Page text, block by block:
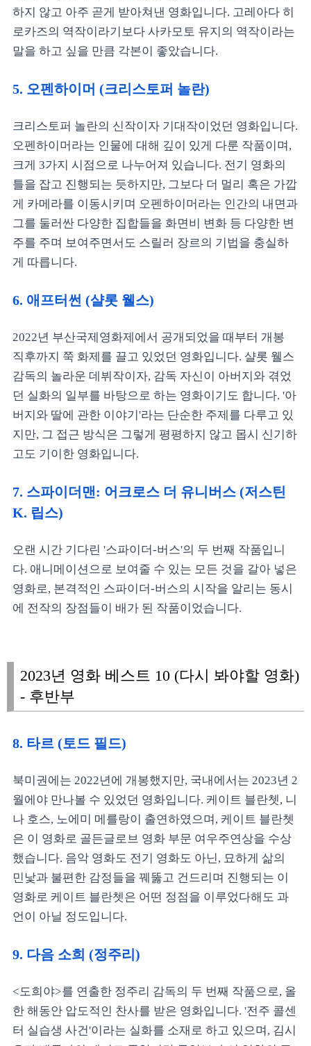
하지 않고 아주 곧게 받아쳐낸 영화입니다. 고레아다 히
로카즈의 역작이라기보다 사카모토 유지의 역작이라는
말을 하고 싶을 만큼 각본이 좋았습니다.
5. 오펜하이머 (크리스토퍼 놀란)
크리스토퍼 놀란의 신작이자 기대작이었던 영화입니다.
오펜하이머라는 인물에 대해 깊이 있게 다룬 작품이며,
크게 3가지 시점으로 나누어져 있습니다. 전기 영화의
틀을 잡고 진행되는 듯하지만, 그보다 더 멀리 혹은 가깝
게 카메라를 이동시키며 오펜하이머라는 인간의 내면과
그를 둘러싼 다양한 집합들을 화면비 변화 등 다양한 변
주를 주며 보여주면서도 스릴러 장르의 기법을 충실하
게 따릅니다.
6. 애프터썬 (샬롯 웰스)
2022년 부산국제영화제에서 공개되었을 때부터 개봉
직후까지 쭉 화제를 끌고 있었던 영화입니다. 샬롯 웰스
감독의 놀라운 데뷔작이자, 감독 자신이 아버지와 겪었
던 실화의 일부를 바탕으로 하는 영화이기도 합니다. '아
버지와 딸에 관한 이야기'라는 단순한 주제를 다루고 있
지만, 그 접근 방식은 그렇게 평평하지 않고 몹시 신기하
고도 기이한 영화입니다.
7. 스파이더맨: 어크로스 더 유니버스 (저스틴
K. 립스)
오랜 시간 기다린 '스파이더-버스'의 두 번째 작품입니
다. 애니메이션으로 보여줄 수 있는 모든 것을 갈아 넣은
영화로, 본격적인 스파이더-버스의 시작을 알리는 동시
에 전작의 장점들이 배가 된 작품이었습니다.
2023년 영화 베스트 10 (다시 봐야할 영화)
- 후반부
8. 타르 (토드 필드)
북미권에는 2022년에 개봉했지만, 국내에서는 2023년 2
월에야 만나볼 수 있었던 영화입니다. 케이트 블란쳇, 니
나 호스, 노에미 메를랑이 출연하였으며, 케이트 블란쳇
은 이 영화로 골든글로브 영화 부문 여우주연상을 수상
했습니다. 음악 영화도 전기 영화도 아닌, 묘하게 삶의
민낯과 불편한 감정들을 꿰뚫고 건드리며 진행되는 이
영화로 케이트 블란쳇은 어떤 정점을 이루었다해도 과
언이 아닐 정도입니다.
9. 다음 소희 (정주리)
<도희야>를 연출한 정주리 감독의 두 번째 작품으로, 올
한 해동안 압도적인 찬사를 받은 영화입니다. '전주 콜센
터 실습생 사건'이라는 실화를 소재로 하고 있으며, 김시